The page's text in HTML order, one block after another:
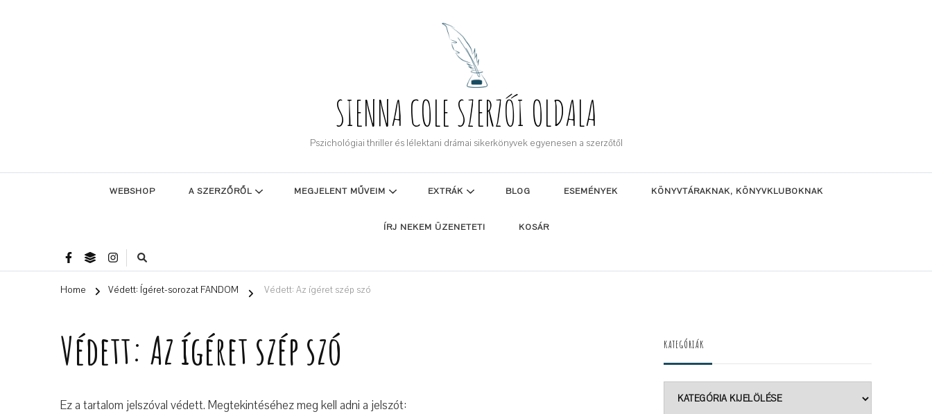
SIENNA COLE SZERZŐI OLDALA
Pszichológiai thriller és lélektani drámai sikerkönyvek egyenesen a szerzőtől
WEBSHOP A SZERZŐRŐL MEGJELENT MŰVEIM EXTRÁK BLOG ESEMÉNYEK KÖNYVTÁRAKNAK, KÖNYVKLUBOKNAK
ÍRJ NEKEM ÜZENETET! KOSÁR
Home Védett: Ígéret-sorozat FANDOM Védett: Az ígéret szép szó
Védett: Az ígéret szép szó
Ez a tartalom jelszóval védett. Megtekintéséhez meg kell adni a jelszót:
KATEGÓRIÁK
Kategóriák